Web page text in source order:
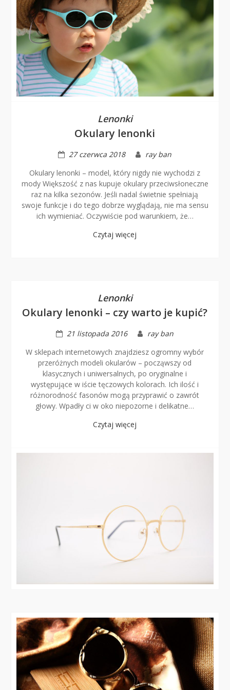
Lenonki
Okulary lenonki
27 czerwca 2018
ray ban
Okulary lenonki – model, który nigdy nie wychodzi z
mody Większość z nas kupuje okulary przeciwsłoneczne
raz na kilka sezonów. Jeśli nadal świetnie spełniają
swoje funkcje i do tego dobrze wyglądają, nie ma sensu
ich wymieniać. Oczywiście pod warunkiem, że…
Czytaj więcej
Lenonki
Okulary lenonki – czy warto je kupić?
21 listopada 2016
ray ban
W sklepach internetowych znajdziesz ogromny wybór
przeróżnych modeli okularów – począwszy od
klasycznych i uniwersalnych, po oryginalne i
występujące w iście tęczowych kolorach. Ich ilość i
różnorodność fasonów mogą przyprawić o zawrót
głowy. Wpadły ci w oko niepozorne i delikatne…
Czytaj więcej